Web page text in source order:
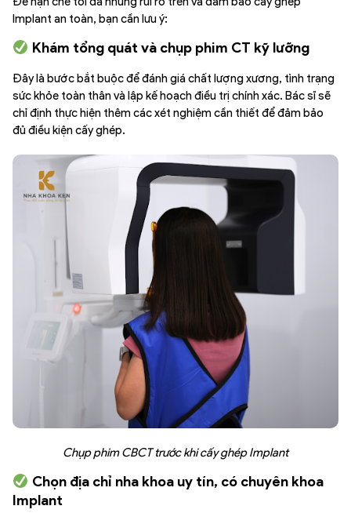
Implant an toàn, bạn cần lưu ý:
Khám tổng quát và chụp phim CT kỹ lưỡng
Đây là bước bắt buộc để đánh giá chất lượng xương, tình trạng
sức khỏe toàn thân và lập kế hoạch điều trị chính xác. Bác sĩ sẽ
chỉ định thực hiện thêm các xét nghiệm cần thiết để đảm bảo
đủ điều kiện cấy ghép.
Chụp phim CBCT trước khi cấy ghép Implant
Chọn địa chỉ nha khoa uy tín, có chuyên khoa
Implant